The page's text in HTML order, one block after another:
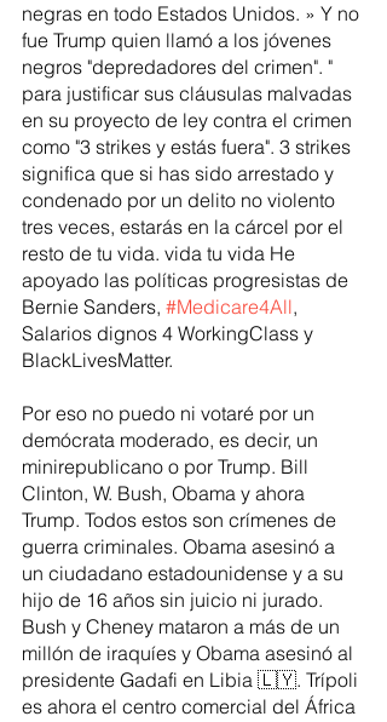
negras en todo Estados Unidos. » Y no
fue Trump quien llamó a los jóvenes
negros "depredadores del crimen". "
para justificar sus cláusulas malvadas
en su proyecto de ley contra el crimen
como "3 strikes y estás fuera". 3 strikes
significa que si has sido arrestado y
condenado por un delito no violento
tres veces, estarás en la cárcel por el
resto de tu vida. vida tu vida He
apoyado las políticas progresistas de
Bernie Sanders, #Medicare4All,
Salarios dignos 4 WorkingClass y
BlackLivesMatter.
Por eso no puedo ni votaré por un
demócrata moderado, es decir, un
minirepublicano o por Trump. Bill
Clinton, W. Bush, Obama y ahora
Trump. Todos estos son crímenes de
guerra criminales. Obama asesinó a
un ciudadano estadounidense y a su
hijo de 16 años sin juicio ni jurado.
Bush y Cheney mataron a más de un
millón de iraquíes y Obama asesinó al
presidente Gadafi en Libia 🇱🇾. Trípoli
es ahora el centro comercial del África